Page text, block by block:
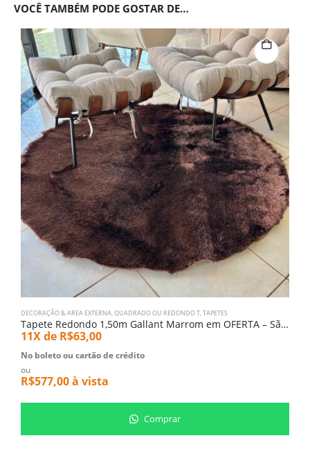
VOCÊ TAMBÉM PODE GOSTAR DE…
DECORAÇÃO & AREA EXTERNA,QUADRADO OU REDONDO T,TAPETES
Tapete Redondo 1,50m Gallant Marrom em OFERTA – São Carlos (2472)
11X de R$63,00
No boleto ou cartão de crédito
ou
R$577,00à vista
Comprar